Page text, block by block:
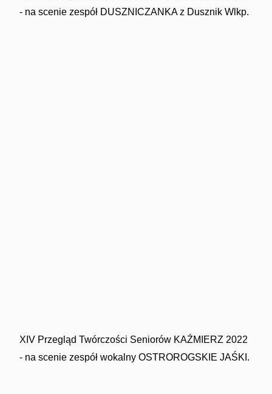
- na scenie zespół DUSZNICZANKA z Dusznik Wlkp.
XIV Przegląd Twórczości Seniorów KAŹMIERZ 2022
- na scenie zespół wokalny OSTROROGSKIE JAŚKI.